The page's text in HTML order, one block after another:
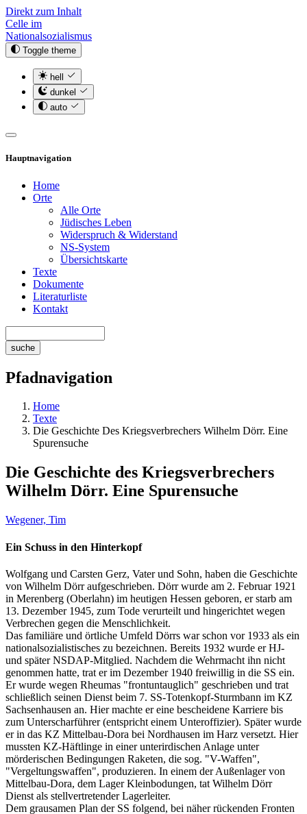
Direkt zum Inhalt
Celle im
Nationalsozialismus
Toggle theme
hell
dunkel
auto
Hauptnavigation
Home
Orte
Alle Orte
Jüdisches Leben
Widerspruch & Widerstand
NS-System
Übersichtskarte
Texte
Dokumente
Literaturliste
Kontakt
Pfadnavigation
Home
Texte
Die Geschichte Des Kriegsverbrechers Wilhelm Dörr. Eine
Spurensuche
Die Geschichte des Kriegsverbrechers
Wilhelm Dörr. Eine Spurensuche
Wegener, Tim
Ein Schuss in den Hinterkopf
Wolfgang und Carsten Gerz, Vater und Sohn, haben die Geschichte
von Wilhelm Dörr aufgeschrieben. Dörr wurde am 2. Februar 1921
in Merenberg (Oberlahn) im heutigen Hessen geboren, er starb am
13. Dezember 1945, zum Tode verurteilt und hingerichtet wegen
Verbrechen gegen die Menschlichkeit.
Das familiäre und örtliche Umfeld Dörrs war schon vor 1933 als ein
nationalsozialistisches zu bezeichnen. Bereits 1932 wurde er HJ-
und später NSDAP-Mitglied. Nachdem die Wehrmacht ihn nicht
genommen hatte, trat er im Dezember 1940 freiwillig in die SS ein.
Er wurde wegen Rheumas "frontuntauglich" geschrieben und trat
schließlich seinen Dienst beim 7. SS-Totenkopf-Sturmbann im KZ
Sachsenhausen an. Hier machte er eine bescheidene Karriere bis
zum Unterscharführer (entspricht einem Unteroffizier). Später wurde
er in das KZ Mittelbau-Dora bei Nordhausen im Harz versetzt. Hier
mussten KZ-Häftlinge in einer unterirdischen Anlage unter
mörderischen Bedingungen Raketen, die sog. "V-Waffen",
"Vergeltungswaffen", produzieren. In einem der Außenlager von
Mittelbau-Dora, dem Lager Kleinbodungen, tat Wilhelm Dörr
Dienst als stellvertretender Lagerleiter.
Dem grausamen Plan der SS folgend, bei näher rückenden Fronten